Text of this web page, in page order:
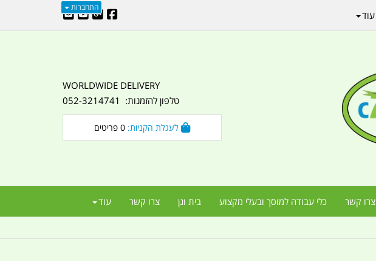
התחברות
WORLDWIDE DELIVERY
טלפון להזמנות: 052-3214741
0
צרו קשר כלי עבודה למוסך ובעלי מקצוע בית וגן צרו קשר עוד
עוד